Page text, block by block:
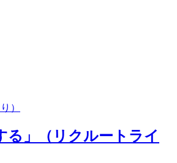
」（リクルートライ